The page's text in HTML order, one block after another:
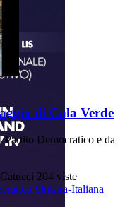
di Cala Verde
Partito Democratico e da
204 viste
Sinistra-Italiana